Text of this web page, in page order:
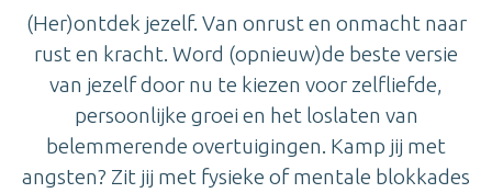
(Her)ontdek jezelf. Van onrust en onmacht naar
rust en kracht. Word (opnieuw)de beste versie
van jezelf door nu te kiezen voor zelfliefde,
persoonlijke groei en het loslaten van
belemmerende overtuigingen. Kamp jij met
angsten? Zit jij met fysieke of mentale blokkades